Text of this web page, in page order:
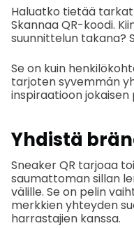
Haluatko tietää
Skannaa QR-koodi.
suunnittelun takana?
Se on kuin
tarjoten syvemmän
inspiraatioon jokaisen
Yhdistä
Sneaker QR tarjoaa
saumattoman sillan
välille. Se on pelin
merkkien yhteyden
harrastajien kanssa.